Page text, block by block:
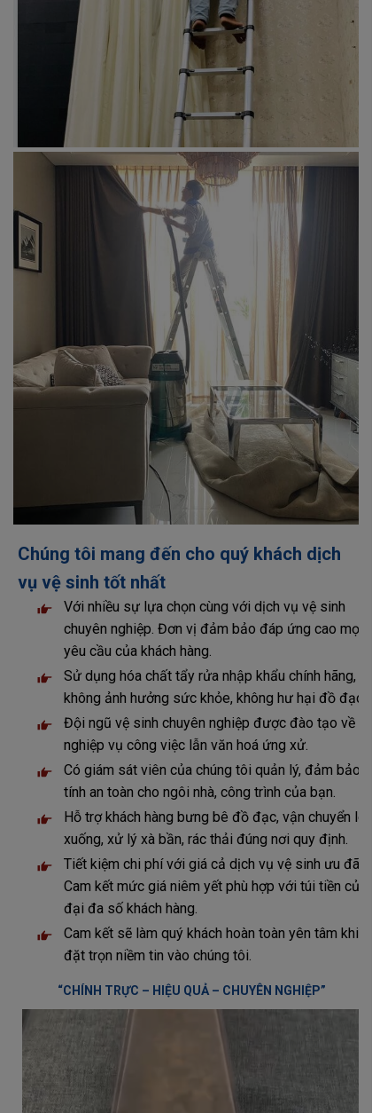
Chúng tôi mang đến cho quý khách dịch
vụ vệ sinh tốt nhất
Với nhiều sự lựa chọn cùng với dịch vụ vệ sinh
chuyên nghiệp. Đơn vị đảm bảo đáp ứng cao mọi
yêu cầu của khách hàng.
Sử dụng hóa chất tẩy rửa nhập khẩu chính hãng,
không ảnh hưởng sức khỏe, không hư hại đồ đạc.
Đội ngũ vệ sinh chuyên nghiệp được đào tạo về
nghiệp vụ công việc lẫn văn hoá ứng xử.
Có giám sát viên của chúng tôi quản lý, đảm bảo
tính an toàn cho ngôi nhà, công trình của bạn.
Hỗ trợ khách hàng bưng bê đồ đạc, vận chuyển lên
xuống, xử lý xà bần, rác thải đúng nơi quy định.
Tiết kiệm chi phí với giá cả dịch vụ vệ sinh ưu đãi.
Cam kết mức giá niêm yết phù hợp với túi tiền của
đại đa số khách hàng.
Cam kết sẽ làm quý khách hoàn toàn yên tâm khi
đặt trọn niềm tin vào chúng tôi.
“CHÍNH TRỰC – HIỆU QUẢ – CHUYÊN NGHIỆP”